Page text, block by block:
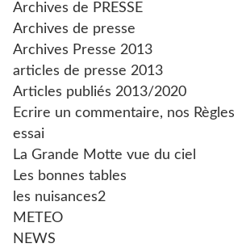
Archives de PRESSE
Archives de presse
Archives Presse 2013
articles de presse 2013
Articles publiés 2013/2020
Ecrire un commentaire, nos Règles
essai
La Grande Motte vue du ciel
Les bonnes tables
les nuisances2
METEO
NEWS